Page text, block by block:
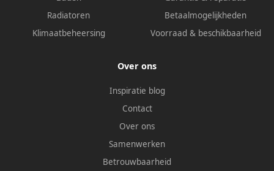
Radiatoren
Klimaatbeheersing
Betaalmogelijkheden
Voorraad & beschikbaarheid
Over ons
Inspiratie blog
Contact
Over ons
Samenwerken
Betrouwbaarheid